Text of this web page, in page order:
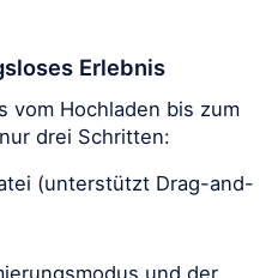
Erlebnis
vom Hochladen bis zum
drei Schritten:
(unterstützt Drag-and-
und der